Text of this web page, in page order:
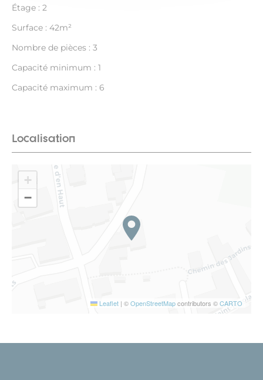
Étage : 2
Surface : 42m²
Nombre de pièces : 3
Capacité minimum : 1
Capacité maximum : 6
Localisation
+
−
Leaflet | ©OpenStreetMapcontributors ©CARTO